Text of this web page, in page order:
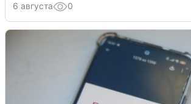
6 августа 0